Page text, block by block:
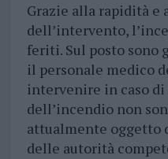
Grazie alla rapidità e
dell’intervento,
feriti. Sul posto sono
il personale medico
intervenire in caso di
dell’incendio non
attualmente oggetto
delle autorità